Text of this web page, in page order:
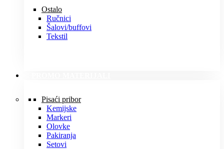
Ostalo
Ručnici
Šalovi/buffovi
Tekstil
Pisaći pribor
Kemijske
Markeri
Olovke
Pakiranja
Setovi